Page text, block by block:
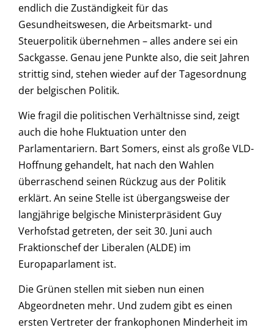
endlich die Zuständigkeit für das
Gesundheitswesen, die Arbeitsmarkt- und
Steuerpolitik übernehmen – alles andere sei ein
Sackgasse. Genau jene Punkte also, die seit Jahren
strittig sind, stehen wieder auf der Tagesordnung
der belgischen Politik.
Wie fragil die politischen Verhältnisse sind, zeigt
auch die hohe Fluktuation unter den
Parlamentariern. Bart Somers, einst als große VLD-
Hoffnung gehandelt, hat nach den Wahlen
überraschend seinen Rückzug aus der Politik
erklärt. An seine Stelle ist übergangsweise der
langjährige belgische Ministerpräsident Guy
Verhofstad getreten, der seit 30. Juni auch
Fraktionschef der Liberalen (ALDE) im
Europaparlament ist.
Die Grünen stellen mit sieben nun einen
Abgeordneten mehr. Und zudem gibt es einen
ersten Vertreter der frankophonen Minderheit im